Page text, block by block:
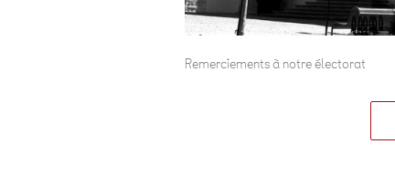
Remerciements à notre électorat